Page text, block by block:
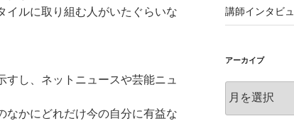
イルに取り組む人がいたぐらいな
し、ネットニュースや芸能ニュ
なかにどれだけ今の自分に有益な
講師インタビ
アーカイブ
ー